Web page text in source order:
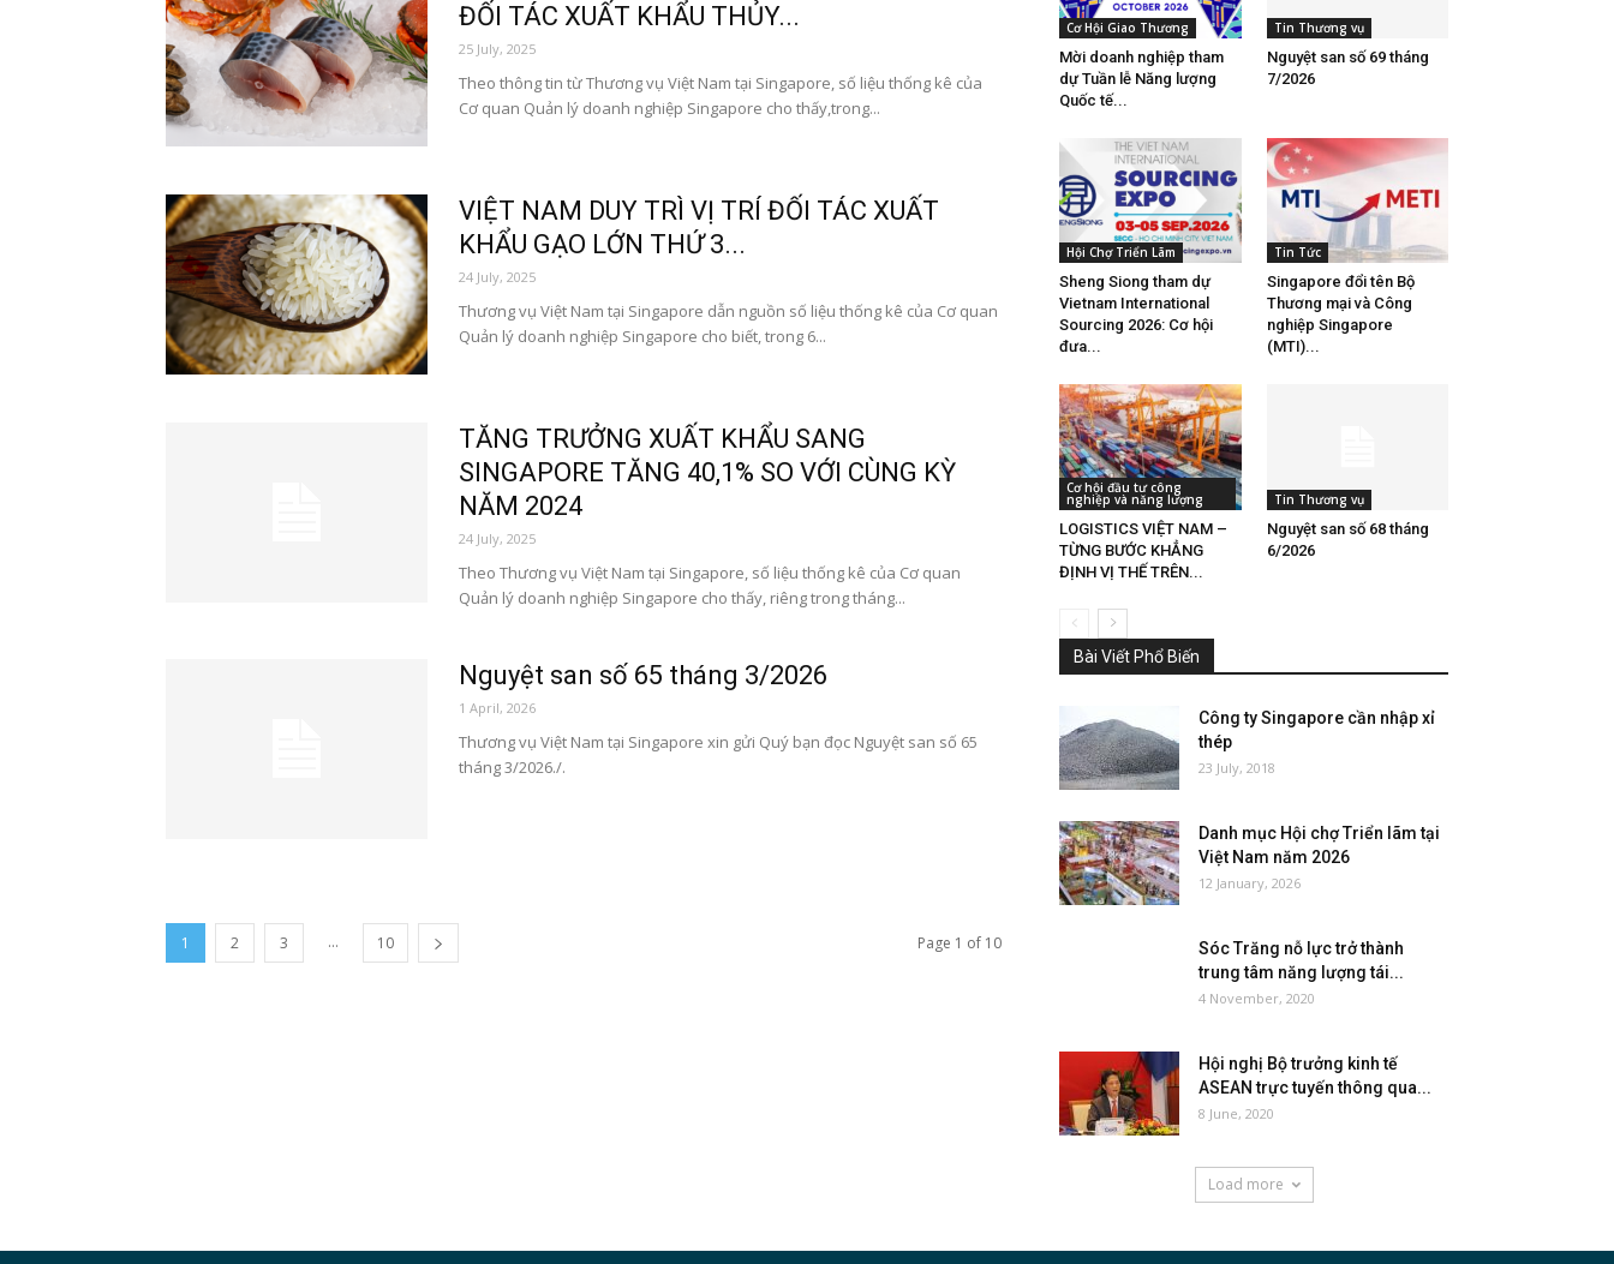
ĐỐI TÁC XUẤT KHẨU THỦY...
25 July, 2025
Theo thông tin từ Thương vụ Việt Nam tại Singapore, số liệu thống kê của
Cơ quan Quản lý doanh nghiệp Singapore cho thấy,trong...
VIỆT NAM DUY TRÌ VỊ TRÍ ĐỐI TÁC XUẤT
KHẨU GẠO LỚN THỨ 3...
24 July, 2025
Thương vụ Việt Nam tại Singapore dẫn nguồn số liệu thống kê của Cơ quan
Quản lý doanh nghiệp Singapore cho biết, trong 6...
TĂNG TRƯỞNG XUẤT KHẨU SANG
SINGAPORE TĂNG 40,1% SO VỚI CÙNG KỲ
NĂM 2024
24 July, 2025
Theo Thương vụ Việt Nam tại Singapore, số liệu thống kê của Cơ quan
Quản lý doanh nghiệp Singapore cho thấy, riêng trong tháng...
Nguyệt san số 65 tháng 3/2026
1 April, 2026
Thương vụ Việt Nam tại Singapore xin gửi Quý bạn đọc Nguyệt san số 65
tháng 3/2026./.
1 2 3 ... 10 Page 1 of 10
Cơ Hội Giao Thương
Mời doanh nghiệp tham
dự Tuần lễ Năng lượng
Quốc tế...
Tin Thương vụ
Nguyệt san số 69 tháng
7/2026
Hội Chợ Triển Lãm
Sheng Siong tham dự
Vietnam International
Sourcing 2026: Cơ hội
đưa...
Tin Tức
Singapore đổi tên Bộ
Thương mại và Công
nghiệp Singapore
(MTI)...
Cơ hội đầu tư công
nghiệp và năng lượng
LOGISTICS VIỆT NAM –
TỪNG BƯỚC KHẲNG
ĐỊNH VỊ THẾ TRÊN...
Tin Thương vụ
Nguyệt san số 68 tháng
6/2026
Bài Viết Phổ Biến
Công ty Singapore cần nhập xỉ
thép
23 July, 2018
Danh mục Hội chợ Triển lãm tại
Việt Nam năm 2026
12 January, 2026
Sóc Trăng nỗ lực trở thành
trung tâm năng lượng tái...
4 November, 2020
Hội nghị Bộ trưởng kinh tế
ASEAN trực tuyến thông qua...
8 June, 2020
Load more